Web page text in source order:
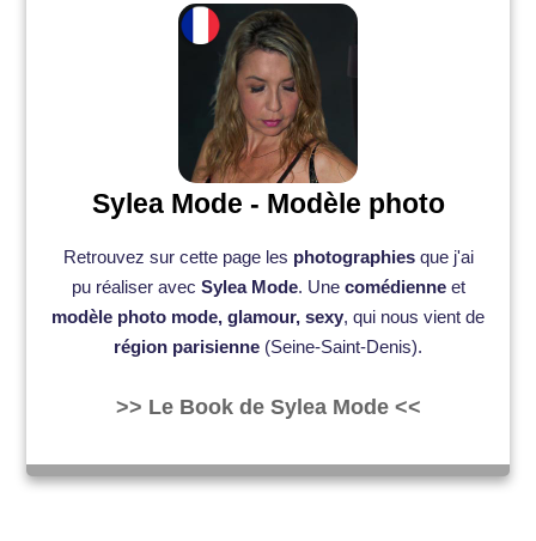
Sylea Mode - Modèle photo
Retrouvez sur cette page les photographiesque j'ai
pu réaliser avec Sylea Mode. Une comédienneet
modèle photo mode, glamour, sexy, qui nous vient de
région parisienne (Seine-Saint-Denis).
>> Le Book de Sylea Mode <<